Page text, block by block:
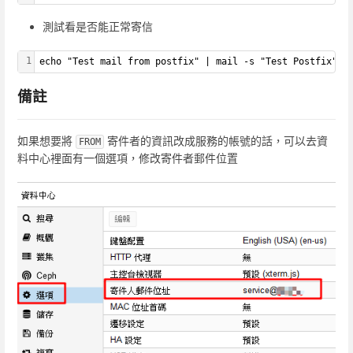
測試看是否能正常寄信
1 echo "Test mail from postfix" | mail -s "Test Postfix"
備註
如果想要將 FROM 寄件者的資訊改成服務的帳號的話，可以去資
料中心裡面有一個選項，修改寄件者郵件位置